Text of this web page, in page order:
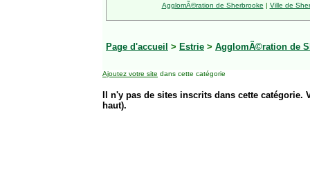
AgglomÃ©ration de Sherbrooke | Ville de
Page d'accueil > Estrie > AgglomÃ©ration de
Ajoutez votre site dans cette catégorie
Il n'y pas de sites inscrits dans cette
haut).